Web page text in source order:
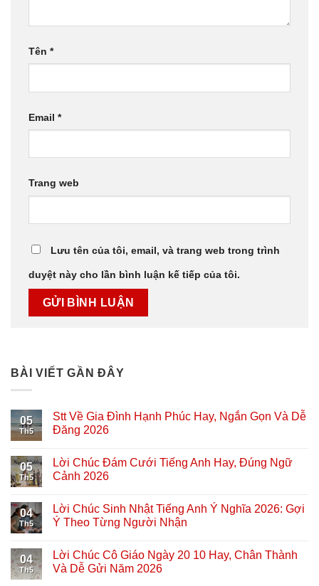
Tên *
Email *
Trang web
Lưu tên của tôi, email, và trang web trong trình
duyệt này cho lần bình luận kế tiếp của tôi.
BÀI VIẾT GẦN ĐÂY
05
Th5
Stt Về Gia Đình Hạnh Phúc Hay, Ngắn Gọn Và Dễ
Đăng 2026
05
Th5
Lời Chúc Đám Cưới Tiếng Anh Hay, Đúng Ngữ
Cảnh 2026
04
Th5
Lời Chúc Sinh Nhật Tiếng Anh Ý Nghĩa 2026: Gợi
Ý Theo Từng Người Nhận
04
Th5
Lời Chúc Cô Giáo Ngày 20 10 Hay, Chân Thành
Và Dễ Gửi Năm 2026